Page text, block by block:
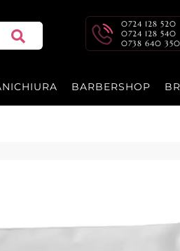
0724 128 520
0724 128 540
0738 640 350
BARBERSHOP
impachetari